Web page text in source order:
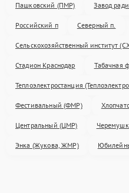
Пашковский (ПМР) Завод
Российский п Северный п.
Сельскохозяйственный институт
Стадион Краснодар Табачная
Теплоэлектростанция
Фестивальный (ФМР)
Центральный (ЦМР)
Энка (Жукова, ЖМР)